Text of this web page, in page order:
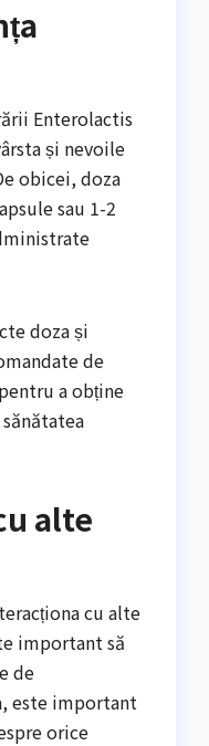
Enterolactis
și nevoile
obicei, doza
sau 1-2
doza și
de
a obține
alte
cu alte
important să
de
este important
orice